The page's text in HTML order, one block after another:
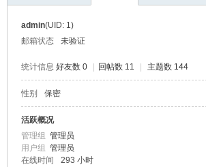
admin(UID: 1)
邮箱状态
未验证
统计信息 好友数 0 回帖数 11 主题数 144
性别 保密
活跃概况
管理组 管理员
用户组 管理员
在线时间
293 小时